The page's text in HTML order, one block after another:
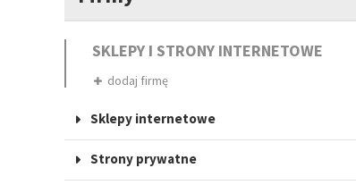
SKLEPY I STRONY INTERNETOWE
dodaj firmę
Sklepy internetowe
Strony prywatne